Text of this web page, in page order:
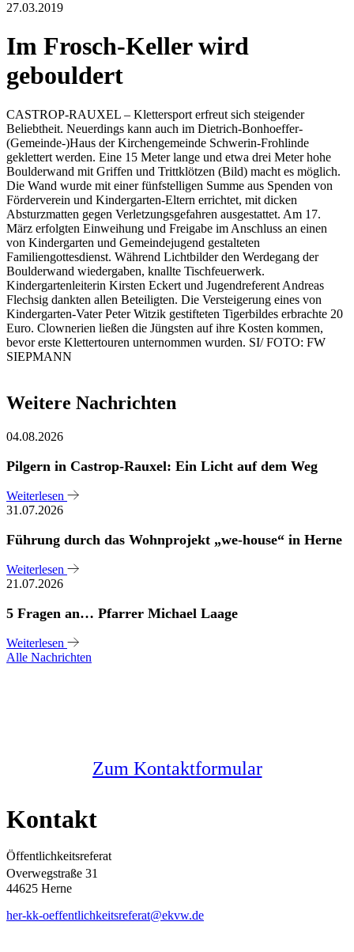
27.03.2019
Im Frosch-Keller wird
gebouldert
CASTROP-RAUXEL – Klettersport erfreut sich steigender
Beliebtheit. Neuerdings kann auch im Dietrich-Bonhoeffer-
(Gemeinde-)Haus der Kirchengemeinde Schwerin-Frohlinde
geklettert werden. Eine 15 Meter lange und etwa drei Meter hohe
Boulderwand mit Griffen und Trittklötzen (Bild) macht es möglich.
Die Wand wurde mit einer fünfstelligen Summe aus Spenden von
Förderverein und Kindergarten-Eltern errichtet, mit dicken
Absturzmatten gegen Verletzungsgefahren ausgestattet. Am 17.
März erfolgten Einweihung und Freigabe im Anschluss an einen
von Kindergarten und Gemeindejugend gestalteten
Familiengottesdienst. Während Lichtbilder den Werdegang der
Boulderwand wiedergaben, knallte Tischfeuerwerk.
Kindergartenleiterin Kirsten Eckert und Jugendreferent Andreas
Flechsig dankten allen Beteiligten. Die Versteigerung eines von
Kindergarten-Vater Peter Witzik gestifteten Tigerbildes erbrachte 20
Euro. Clownerien ließen die Jüngsten auf ihre Kosten kommen,
bevor erste Klettertouren unternommen wurden. SI/ FOTO: FW
SIEPMANN
Weitere Nachrichten
04.08.2026
Pilgern in Castrop-Rauxel: Ein Licht auf dem Weg
Weiterlesen
31.07.2026
Führung durch das Wohnprojekt „we-house“ in Herne
Weiterlesen
21.07.2026
5 Fragen an… Pfarrer Michael Laage
Weiterlesen
Alle Nachrichten
Zum Kontaktformular
Kontakt
Öffentlichkeitsreferat
Overwegstraße 31
44625 Herne
her-kk-oeffentlichkeitsreferat@ekvw.de